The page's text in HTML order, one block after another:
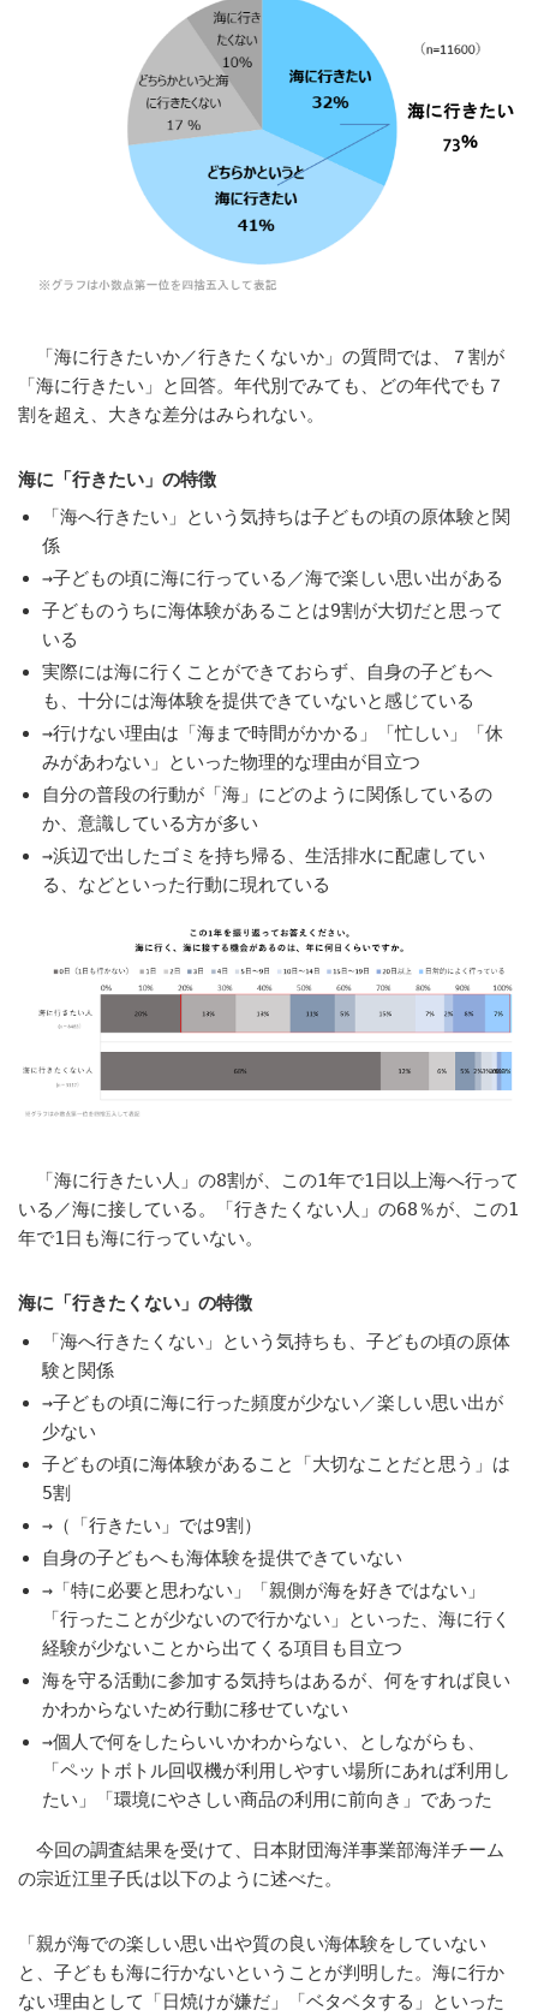
「海に行きたいか／行きたくないか」の質問では、７割が
「海に行きたい」と回答。年代別でみても、どの年代でも７
割を超え、大きな差分はみられない。
海に「行きたい」の特徴
「海へ行きたい」という気持ちは子どもの頃の原体験と関
係
→子どもの頃に海に行っている／海で楽しい思い出がある
子どものうちに海体験があることは9割が大切だと思って
いる
実際には海に行くことができておらず、自身の子どもへ
も、十分には海体験を提供できていないと感じている
→行けない理由は「海まで時間がかかる」「忙しい」「休
みがあわない」といった物理的な理由が目立つ
自分の普段の行動が「海」にどのように関係しているの
か、意識している方が多い
→浜辺で出したゴミを持ち帰る、生活排水に配慮してい
る、などといった行動に現れている
「海に行きたい人」の8割が、この1年で1日以上海へ行って
いる／海に接している。「行きたくない人」の68％が、この1
年で1日も海に行っていない。
海に「行きたくない」の特徴
「海へ行きたくない」という気持ちも、子どもの頃の原体
験と関係
→子どもの頃に海に行った頻度が少ない／楽しい思い出が
少ない
子どもの頃に海体験があること「大切なことだと思う」は
5割
→（「行きたい」では9割）
自身の子どもへも海体験を提供できていない
→「特に必要と思わない」「親側が海を好きではない」
「行ったことが少ないので行かない」といった、海に行く
経験が少ないことから出てくる項目も目立つ
海を守る活動に参加する気持ちはあるが、何をすれば良い
かわからないため行動に移せていない
→個人で何をしたらいいかわからない、としながらも、
「ペットボトル回収機が利用しやすい場所にあれば利用し
たい」「環境にやさしい商品の利用に前向き」であった
今回の調査結果を受けて、日本財団海洋事業部海洋チーム
の宗近江里子氏は以下のように述べた。
「親が海での楽しい思い出や質の良い海体験をしていない
と、子どもも海に行かないということが判明した。海に行か
ない理由として「日焼けが嫌だ」「ベタベタする」といった